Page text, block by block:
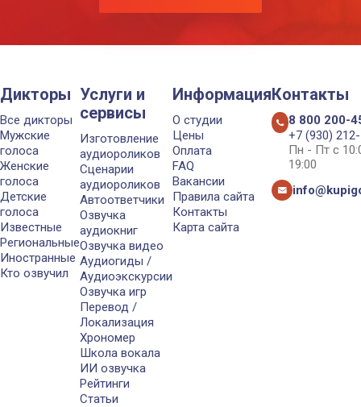
Дикторы
Все дикторы
Мужские
голоса
Женские
голоса
Детские
голоса
Известные
Региональные
Иностранные
Кто озвучил
Услуги и
сервисы
Изготовление
аудиороликов
Сценарии
аудиороликов
Автоответчики
Озвучка
аудиокниг
Озвучка видео
Аудиогиды /
Аудиоэкскурсии
Озвучка игр
Перевод /
Локализация
Хрономер
Школа вокала
ИИ озвучка
Рейтинги
Статьи
Информация
О студии
Цены
Оплата
FAQ
Вакансии
Правила сайта
Контакты
Карта сайта
Контакты
8 800 200-
+7 (930)
Пн - Пт с
19:00